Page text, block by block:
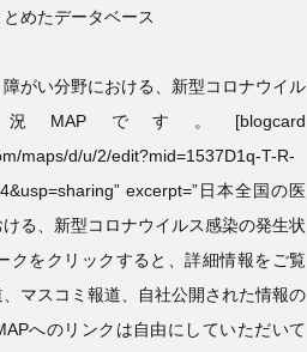
めたデータベース
がい分野における、新型コロナウイル
です。[blogcard
maps/d/u/2/edit?mid=1537D1q-T-R-
excerpt=”日本全国の医
る、新型コロナウイルス感染の発生状
クをクリックすると、詳細情報をご覧
マスコミ報道、自社公開された情報の
へのリンクは自由にしていただいて